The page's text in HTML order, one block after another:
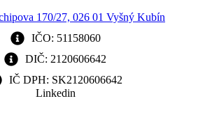
170/27, 026 01 Vyšný Kubín
IČO: 51158060
DIČ: 2120606642
IČ DPH: SK2120606642
Linkedin